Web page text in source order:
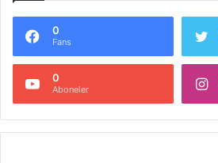
0
Fans
0
Aboneler